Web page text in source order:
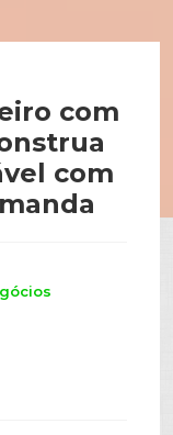
com
com